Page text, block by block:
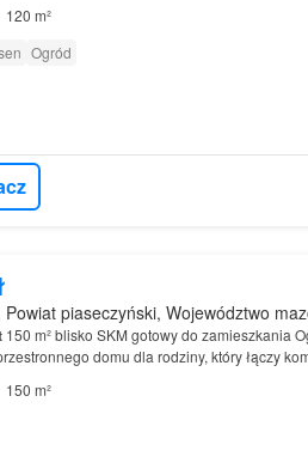
120 m²
Ogród
piaseczyński, Województwo
150 m² blisko SKM gotowy do zamieszkania
domu dla rodziny, który łączy
nawet najbardziej wymagających.Na
150 m²